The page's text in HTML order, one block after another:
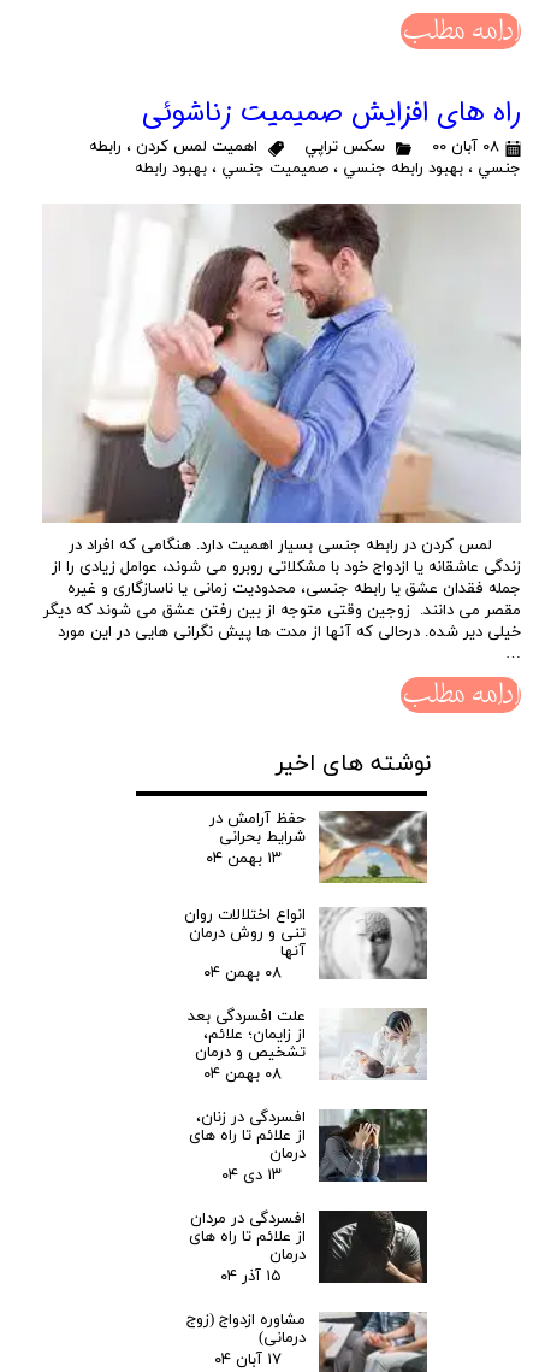
ادامه مطلب
راه هاي افزايش صميميت زناشوئي
۰۸ آبان ۰۰ سكس تراپي اهميت لمس كردن ، رابطه
جنسي ، بهبود رابطه جنسي ، صميميت جنسي ، بهبود رابطه
لمس کردن در رابطه جنسی بسیار اهمیت دارد. هنگامی که افراد در
زندگی عاشقانه یا ازدواج خود با مشکلاتی روبرو می شوند، عوامل زیادی را از
جمله فقدان عشق یا رابطه جنسی، محدودیت زمانی یا ناسازگاری و غیره
مقصر می دانند. زوجین وقتی متوجه از بین رفتن عشق می شوند که دیگر
خیلی دیر شده. درحالی که آنها از مدت ها پیش نگرانی هایی در این مورد
…
ادامه مطلب
نوشته های اخیر
حفظ آرامش در
شرایط بحرانی
۱۳ بهمن ۰۴
انواع اختلالات روان
تنی و روش درمان
آنها
۰۸ بهمن ۰۴
علت افسردگی بعد
از زایمان؛ علائم،
تشخیص و درمان
۰۸ بهمن ۰۴
افسردگی در زنان،
از علائم تا راه های
درمان
۱۳ دی ۰۴
افسردگی در مردان
از علائم تا راه های
درمان
۱۵ آذر ۰۴
مشاوره ازدواج (زوج
درمانی)
۱۷ آبان ۰۴